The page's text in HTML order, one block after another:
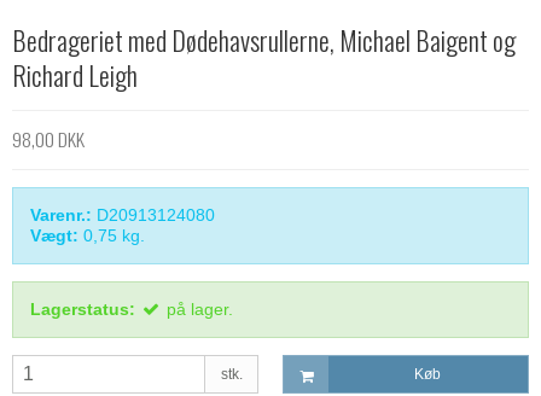
Bedrageriet med Dødehavsrullerne, Michael Baigent og
Richard Leigh
98,00 DKK
Varenr.: D20913124080
Vægt: 0,75 kg.
Lagerstatus: på lager.
stk. Køb